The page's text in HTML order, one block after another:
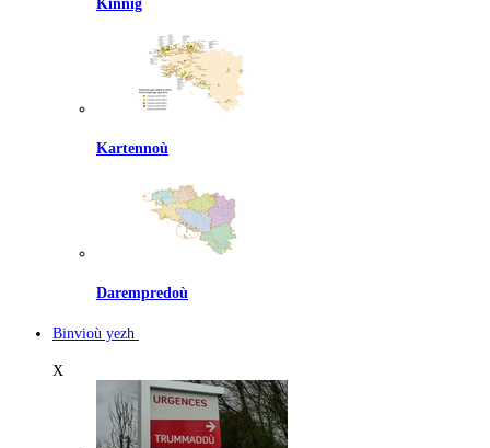
Kartennoù
Darempredoù
Binvioù yezh
X